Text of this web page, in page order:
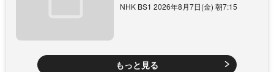
NHK BS1 2026年8月7日(金) 朝7:15
もっと見る